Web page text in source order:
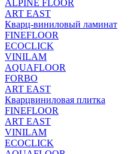
ALPINE FLOOR
ART EAST
Кварц-виниловый ламинат
FINEFLOOR
ECOCLICK
VINILAM
AQUAFLOOR
FORBO
ART EAST
Кварцвиниловая плитка
FINEFLOOR
ART EAST
VINILAM
ECOCLICK